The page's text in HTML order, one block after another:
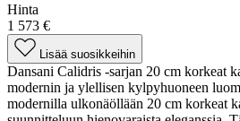
Hinta
1 573 €
Lisää suosikkeihin
Dansani Calidris -sarjan 20 cm korkeat
modernin ja ylellisen kylpyhuoneen
modernilla ulkonäöllään 20 cm korkeat